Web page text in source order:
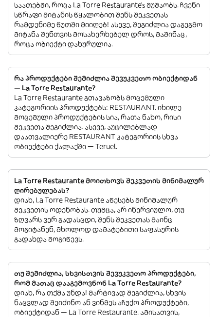
საათებში, როცა La Torre Restaurante’s მუშაობს. ჩვენი
სწრაფი მიტანის წყალობით შენს შეკვეთას
რამდენიმე წუთში მიიღებ! ასევე, შეგიძლია დაგეგმო
მიტანა შენთვის მოსახერხებელ დროს, მაშინაც,
როცა ობიექტი დახურულია.
რა პროდუქტები შემიძლია შევუკვეთო ობიექტიდან
— La Torre Restaurante?
La Torre Restaurante გთავაზობს მოცემული
კატეგორიის პროდუქტებს: RESTAURANT. იხილე
მოცემული პროდუქტების სია, რათა ნახო, რისი
შეკვეთა შეგიძლია. ასევე, აუცილებლად
დაათვალიერე RESTAURANT კატეგორიის სხვა
ობიექტები ქალაქში — Teruel.
La Torre Restaurante მოითხოვს შეკვეთის მინიმალურ
ღირებულებას?
დიახ, La Torre Restaurante აწესებს მინიმალურ
შეკვეთის ოდენობას. თუმცა, არ ინერვიულო, თუ
ზღვარს ვერ გადასცდი, შენს შეკვეთას მაინც
მოგიტანენ, მხოლოდ დამატებითი საფასურის
გადახდა მოგიწევს.
თუ შემიძლია, სხვისთვის შევუკვეთო პროდუქტები,
რომ მათაც დააგემოვნონ La Torre Restaurante?
დიახ, რა თქმა უნდა! მარტივად შეგიძლია, სხვის
ნაცვლად შეიძინო ან ვინმეს აჩუქო პროდუქტები,
ობიექტიდან — La Torre Restaurante. ამისათვის,